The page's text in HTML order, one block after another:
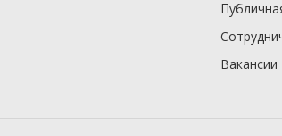
Вакансии